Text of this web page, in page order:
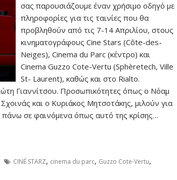
σας παρουσιάζουμε έναν χρήσιμο οδηγό με
πληροφορίες για τις ταινίες που θα
προβληθούν από τις 7-14 Απριλίου, στους
κινηματογράφους Cine Stars (Côte-des-
Neiges), Cinema du Parc (κέντρο) και
Cinema Guzzo Cote-Vertu (Sphèretech, Ville
St- Laurent), καθώς και στο Rialto.
Γιαννίτσου. Προσωπικότητες όπως ο Νόαμ
και ο Κυριάκος Μητσοτάκης, μιλούν για
πάνω σε φαινόμενα όπως αυτό της κρίσης…
CINÉ STARZ, cinema du parc, Guzzo Cote-Vertu,